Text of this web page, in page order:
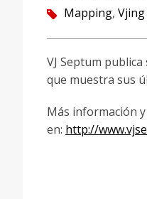
tag Mapping, Vjing
VJ Septum
que muestra sus
Más información
en: http://